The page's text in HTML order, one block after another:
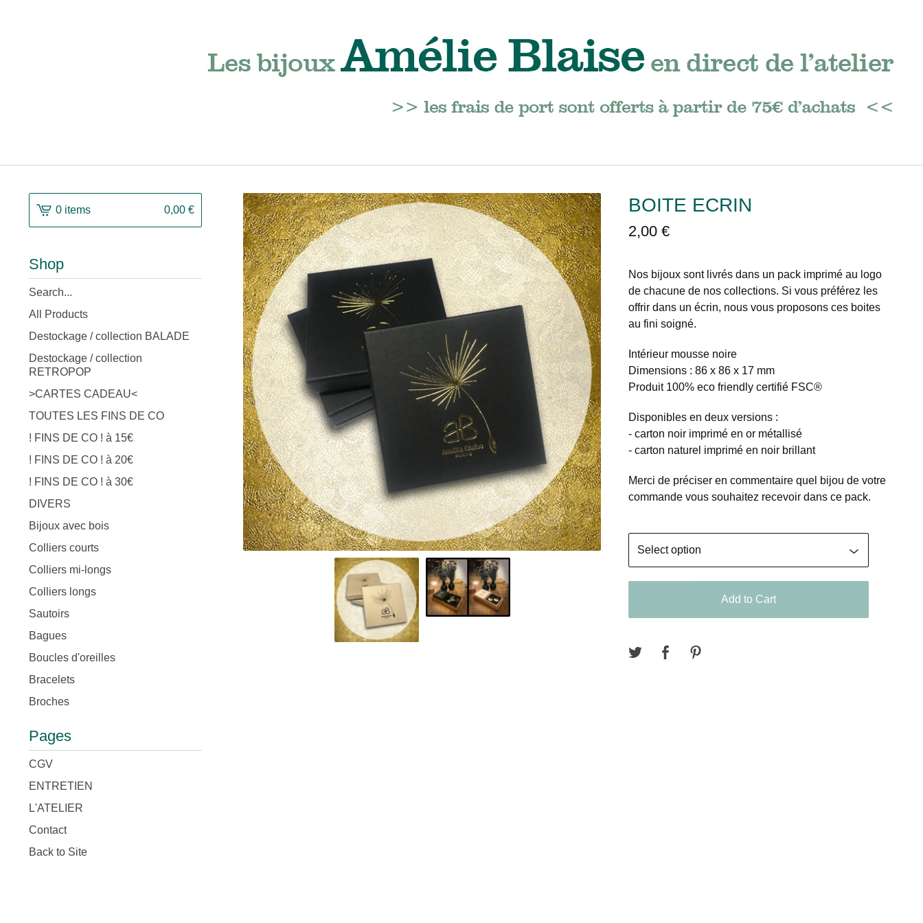
BOITE ECRIN
2,00€
Nos bijoux sont livrés dans un pack imprimé au logo
de chacune de nos collections. Si vous préférez les
offrir dans un écrin, nous vous proposons ces boites
au fini soigné.
Intérieur mousse noire
Dimensions : 86 x 86 x 17 mm
Produit 100% eco friendly certifié FSC®
Disponibles en deux versions :
- carton noir imprimé en or métallisé
- carton naturel imprimé en noir brillant
Merci de préciser en commentaire quel bijou de votre
commande vous souhaitez recevoir dans ce pack.
Add to Cart
0 items 0,00 €
Shop
Search
products
All Products
Destockage / collection BALADE
Destockage / collection
RETROPOP
>CARTES CADEAU<
TOUTES LES FINS DE CO
! FINS DE CO ! à 15€
! FINS DE CO ! à 20€
! FINS DE CO ! à 30€
DIVERS
Bijoux avec bois
Colliers courts
Colliers mi-longs
Colliers longs
Sautoirs
Bagues
Boucles d'oreilles
Bracelets
Broches
Pages
CGV
ENTRETIEN
L'ATELIER
Contact
Back to Site